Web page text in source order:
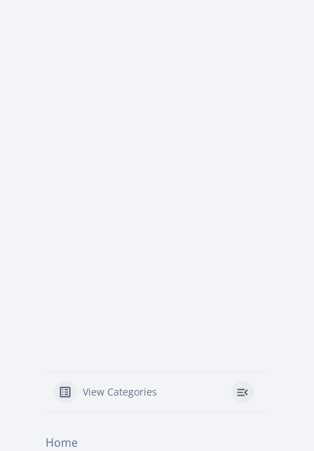
View Categories
Home